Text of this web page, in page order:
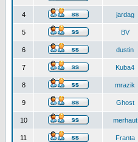
4 jardag
5 BV
6 dustin
7 Kuba4
8 mrazik
9 Ghost
10 merhaut
11 Franta